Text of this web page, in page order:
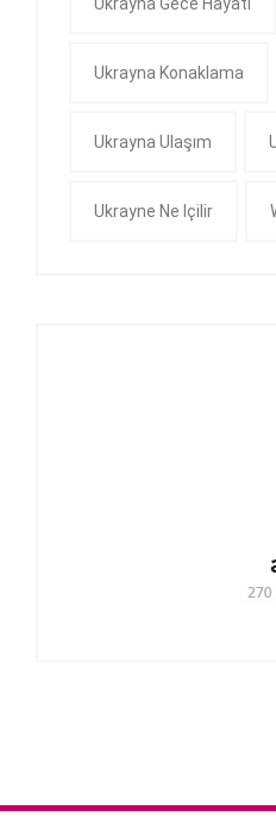
Ukrayna Gece Hayatı
Ukrayna Konaklama
Ukrayna Ulaşım
Ukrayne Ne Içilir